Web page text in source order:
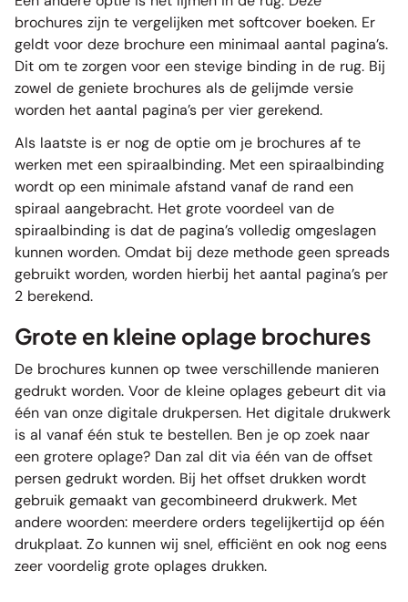
brochures zijn te vergelijken met softcover boeken. Er
geldt voor deze brochure een minimaal aantal pagina’s.
Dit om te zorgen voor een stevige binding in de rug. Bij
zowel de geniete brochures als de gelijmde versie
worden het aantal pagina’s per vier gerekend.
Als laatste is er nog de optie om je brochures af te
werken met een spiraalbinding. Met een spiraalbinding
wordt op een minimale afstand vanaf de rand een
spiraal aangebracht. Het grote voordeel van de
spiraalbinding is dat de pagina’s volledig omgeslagen
kunnen worden. Omdat bij deze methode geen spreads
gebruikt worden, worden hierbij het aantal pagina’s per
2 berekend.
Grote en kleine oplage brochures
De brochures kunnen op twee verschillende manieren
gedrukt worden. Voor de kleine oplages gebeurt dit via
één van onze digitale drukpersen. Het digitale drukwerk
is al vanaf één stuk te bestellen. Ben je op zoek naar
een grotere oplage? Dan zal dit via één van de offset
persen gedrukt worden. Bij het offset drukken wordt
gebruik gemaakt van gecombineerd drukwerk. Met
andere woorden: meerdere orders tegelijkertijd op één
drukplaat. Zo kunnen wij snel, efficiënt en ook nog eens
zeer voordelig grote oplages drukken.